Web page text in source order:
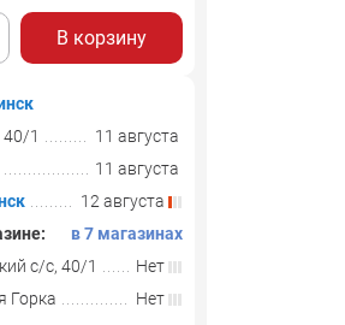
В корзину
40/1
11 августа
11 августа
12 августа
в 7 магазинах
с/с, 40/1
Нет
Горка
Нет